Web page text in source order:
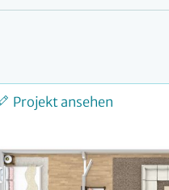
Projekt ansehen